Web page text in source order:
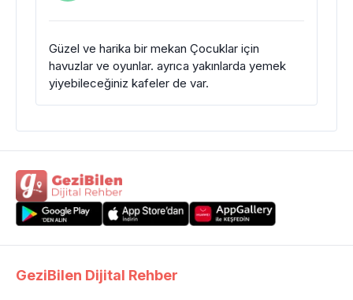
Güzel ve harika bir mekan Çocuklar için
havuzlar ve oyunlar. ayrıca yakınlarda yemek
yiyebileceğiniz kafeler de var.
GeziBilen Dijital Rehber